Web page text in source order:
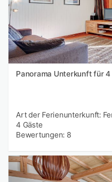
Panorama Unterkunft für 4
Art der Ferienunterkunft:
4 Gäste
Bewertungen: 8